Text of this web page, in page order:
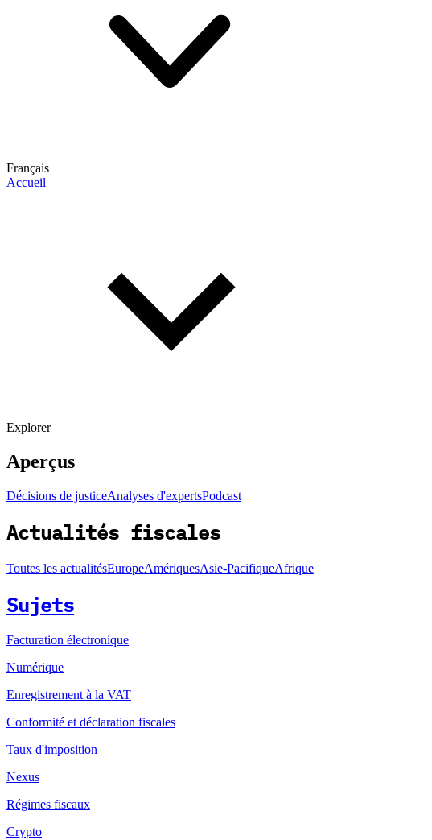
Français
Accueil
Explorer
Aperçus
Décisions de justiceAnalyses d'expertsPodcast
Actualités fiscales
Toutes les actualitésEuropeAmériquesAsie-PacifiqueAfrique
Sujets
Facturation électronique
Numérique
Enregistrement à la VAT
Conformité et déclaration fiscales
Taux d'imposition
Nexus
Régimes fiscaux
Crypto